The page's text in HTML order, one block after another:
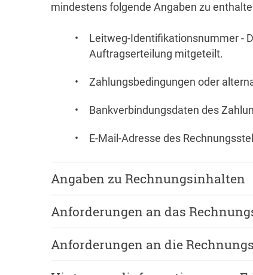
mindestens folgende Angaben zu
Leitweg-Identifikationsnummer -
Auftragserteilung mitgeteilt.
Zahlungsbedingungen oder
Bankverbindungsdaten des
E-Mail-Adresse des
Angaben zu Rechnungsinhalten
Bitte beachten Sie beim
1. Leitweg Identifikationsnummer
Anforderungen an das
Für die Ausstellung von
Anforderungen an die